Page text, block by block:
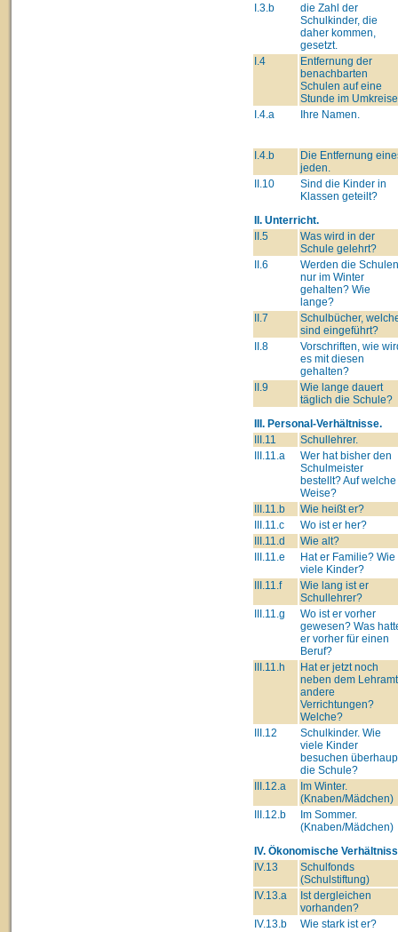
I.3.b
die Zahl der
Schulkinder, die
daher kommen,
gesetzt.
I.4
Entfernung der
benachbarten
Schulen auf eine
Stunde im
I.4.a
Ihre Namen.
I.4.b
Die Entfernung
jeden.
II.10
Sind die Kinder in
Klassen geteilt?
II. Unterricht.
II.5
Was wird in der
Schule gelehrt?
II.6
Werden die Schulen
nur im Winter
gehalten? Wie
lange?
II.7
Schulbücher,
sind eingeführt?
II.8
Vorschriften, wie
es mit diesen
gehalten?
II.9
Wie lange dauert
täglich die Schule?
III. Personal-Verhältnisse.
III.11
Schullehrer.
III.11.a
Wer hat bisher den
Schulmeister
bestellt? Auf welche
Weise?
III.11.b
Wie heißt er?
III.11.c
Wo ist er her?
III.11.d
Wie alt?
III.11.e
Hat er Familie? Wie
viele Kinder?
III.11.f
Wie lang ist er
Schullehrer?
III.11.g
Wo ist er vorher
gewesen? Was
er vorher für einen
Beruf?
III.11.h
Hat er jetzt noch
neben dem
andere
Verrichtungen?
Welche?
III.12
Schulkinder. Wie
viele Kinder
besuchen
die Schule?
III.12.a
Im Winter.
(Knaben/Mädchen)
III.12.b
Im Sommer.
(Knaben/Mädchen)
IV. Ökonomische
IV.13
Schulfonds
(Schulstiftung)
IV.13.a
Ist dergleichen
vorhanden?
IV.13.b
Wie stark ist er?